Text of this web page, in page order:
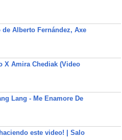
de Alberto Fernández, Axe
X Amira Chediak (Video
Lang - Me Enamore De
este video! | Salo